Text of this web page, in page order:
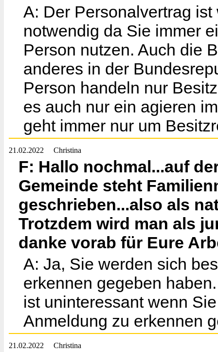
A: Der Personalvertrag
notwendig da Sie immer
Person nutzen. Auch die
anderes in der
Person handeln nur
es auch nur ein agieren
geht immer nur um
21.02.2022 Christina
F: Hallo nochmal...auf
Gemeinde steht
geschrieben...also als
Trotzdem wird man als
danke vorab für Eure
A: Ja, Sie werden sich
erkennen gegeben
ist uninteressant wenn
Anmeldung zu erkennen
21.02.2022 Christina